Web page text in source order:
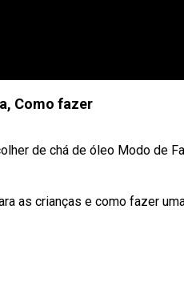
Como fazer
de chá de óleo Modo de
as crianças e como fazer